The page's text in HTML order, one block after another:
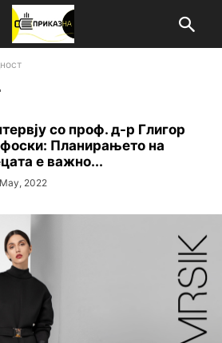
со проф. д-р Глигор
Планирањето на
е важно...
2022